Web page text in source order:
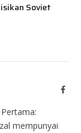
Soviet
mempunyai